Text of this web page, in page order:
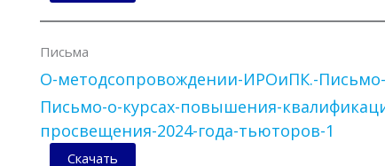
Письма
О-методсопровождении-ИРОиПК.-
Письмо-о-курсах-повышения-
просвещения-2024-года-тьюторов-1
Скачать